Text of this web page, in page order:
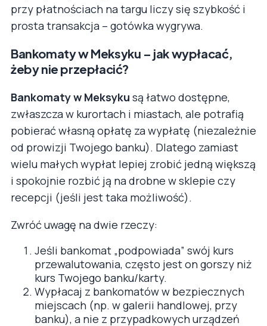
przy płatnościach na targu liczy się szybkość i
prosta transakcja – gotówka wygrywa.
Bankomaty w Meksyku – jak wypłacać,
żeby nie przepłacić?
Bankomaty w Meksyku są łatwo dostępne,
zwłaszcza w kurortach i miastach, ale potrafią
pobierać własną opłatę za wypłatę (niezależnie
od prowizji Twojego banku). Dlatego zamiast
wielu małych wypłat lepiej zrobić jedną większą
i spokojnie rozbić ją na drobne w sklepie czy
recepcji (jeśli jest taka możliwość).
Zwróć uwagę na dwie rzeczy:
Jeśli bankomat „podpowiada” swój kurs
przewalutowania, często jest on gorszy niż
kurs Twojego banku/karty.
Wypłacaj z bankomatów w bezpiecznych
miejscach (np. w galerii handlowej, przy
banku), a nie z przypadkowych urządzeń